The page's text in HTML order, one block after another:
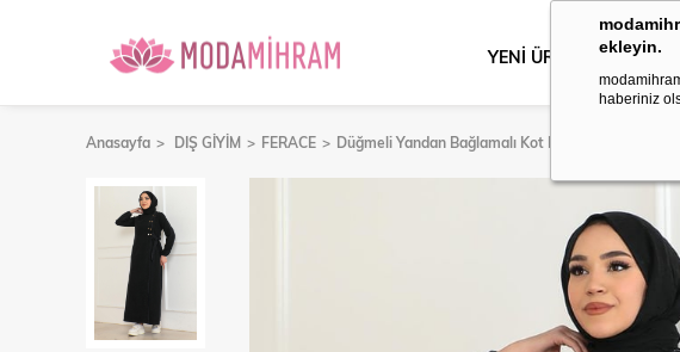
ekleyin.
haberiniz
YENİ ÜRÜNLER DIŞ
Anasayfa DIŞ GİYİM FERACE Düğmeli Yandan Bağlamalı Kot Ferace Füme 19361